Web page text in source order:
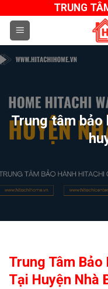
content
TRUNG
Trung tâm bảo
Trung Tâm
Tại Huyện Nhà